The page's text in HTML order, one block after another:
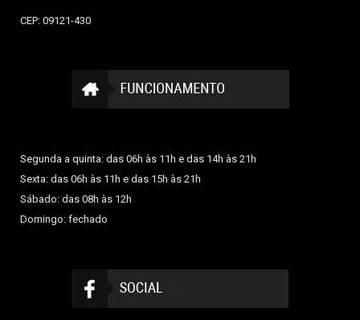
CEP: 09121-430
Segunda a quinta: das 06h às 11h e das 14h às 21h
Sexta: das 06h às 11h e das 15h às 21h
Sábado: das 08h às 12h
Domingo: fechado